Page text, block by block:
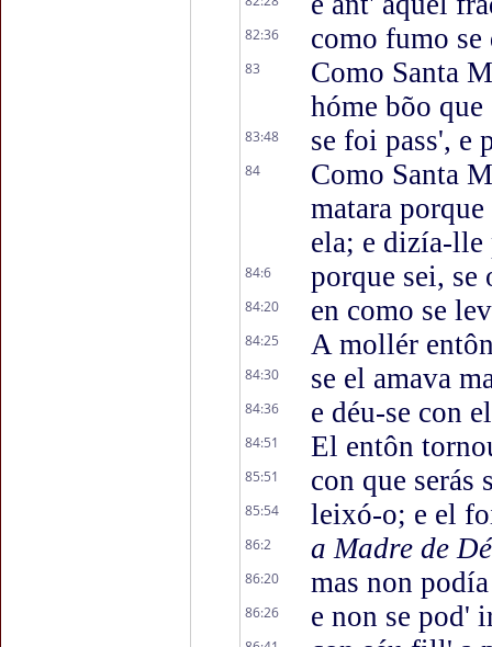
82:36 como fumo se
83
Como Santa
hóme bõo
83:48 se foi pass', e
84
Como Santa
matara
ela; e dizía-lle
84:6 porque sei,
84:20 en como se
84:25 A mollér
84:30 se el amava
84:36 e déu-se con
84:51 El entôn
85:51 con que serás
85:54 leixó-o; e el
86:2 a Madre de
86:20 mas non
86:26 e non se pod'